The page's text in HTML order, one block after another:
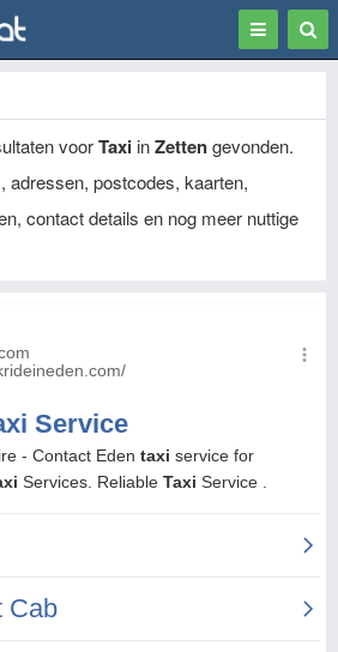
Toggle
voorTaxi inZettengevonden.
adressen, postcodes, kaarten,
contact details en nog meer nuttige